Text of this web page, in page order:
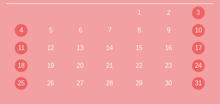
1 2 3
4 5 6 7 8 9 10
11 12 13 14 15 16 17
18 19 20 21 22 23 24
25 26 27 28 29 30 31